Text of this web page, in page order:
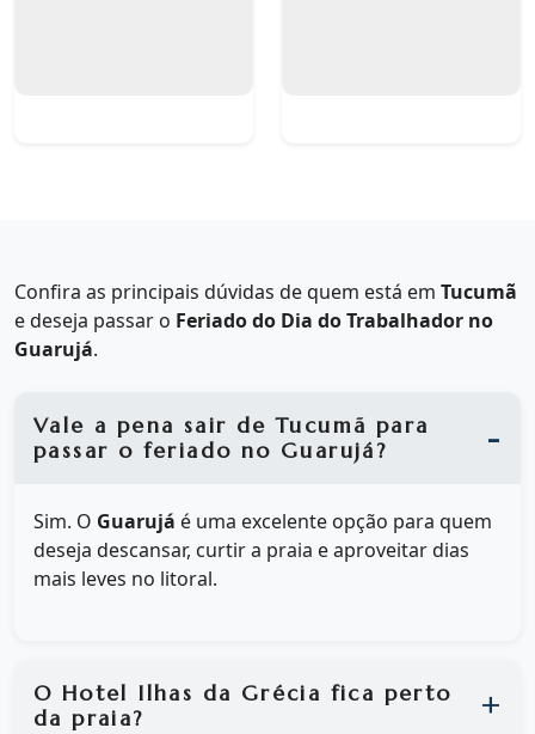
Confira as principais dúvidas de quem está em Tucumã
e deseja passar o Feriado do Dia do Trabalhador no
Guarujá.
Vale a pena sair de Tucumã para
passar o feriado no Guarujá?
Sim. O Guarujá é uma excelente opção para quem
deseja descansar, curtir a praia e aproveitar dias
mais leves no litoral.
O Hotel Ilhas da Grécia fica perto
da praia?